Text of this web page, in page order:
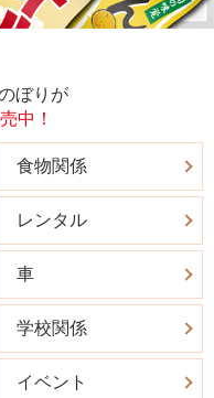
ぼりが
中！
食物関係
レンタル
車
学校関係
イベント